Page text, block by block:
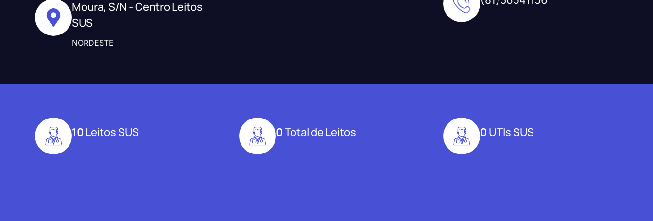
Moura, S/N - Centro Leitos
SUS
NORDESTE
10 Leitos SUS 0Total de Leitos 0 UTIs SUS